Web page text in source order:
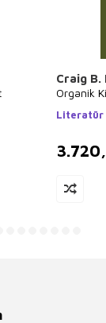
Craig B.
Organik
Literatür